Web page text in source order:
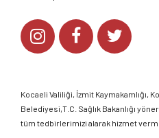
Kocaeli Valiliği, İzmit Kaymakamlığı,
Belediyesi,T.C. Sağlık Bakanlığı
tüm tedbirlerimizi alarak hizmet